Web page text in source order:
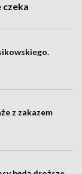
czeka
z zakazem